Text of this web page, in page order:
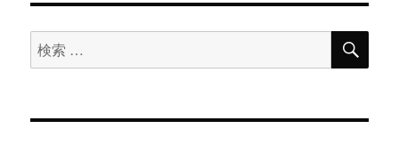
検
索
象:
検